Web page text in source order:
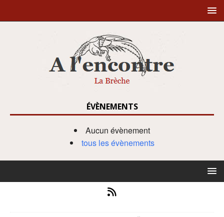
ÉVÈNEMENTS
Aucun évènement
tous les évènements